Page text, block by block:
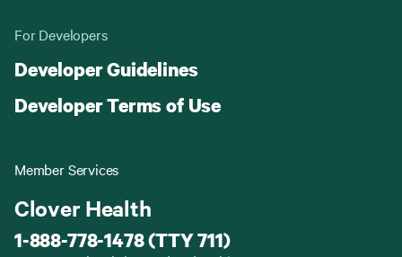
For Developers
Developer Guidelines
Developer Terms of Use
Member Services
Clover Health
1-888-778-1478 (TTY 711)